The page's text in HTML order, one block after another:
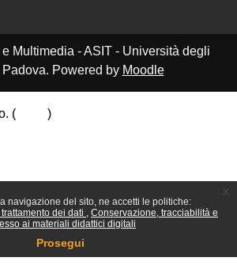
navigazione del sito, ne accetti le politiche:
dei dati
Conservazione, tracciabilità e
ai materiali didattici digitali
Prosegui
Multimedia - ASIT - Università degli
Powered by Moodle
(
)